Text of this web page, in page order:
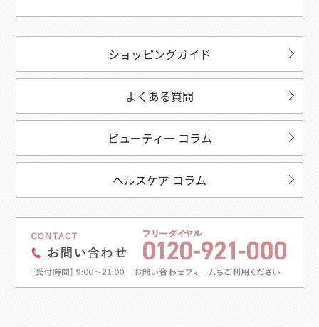
ショッピングガイド
よくある質問
ビューティー コラム
ヘルスケア コラム